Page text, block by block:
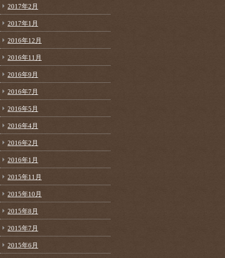
2017年2月
2017年1月
2016年12月
2016年11月
2016年9月
2016年7月
2016年5月
2016年4月
2016年2月
2016年1月
2015年11月
2015年10月
2015年8月
2015年7月
2015年6月